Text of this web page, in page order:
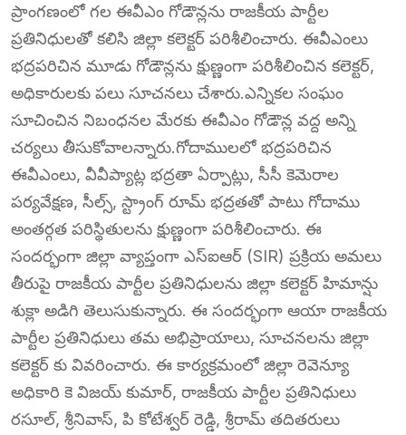
ప్రాంగణంలో గల ఈవీఎం గోడౌన్లను రాజకీయ పార్టీల
ప్రతినిధులతో కలిసి జిల్లా కలెక్టర్ పరిశీలించారు. ఈవీఎంలు
భద్రపరిచిన మూడు గోడౌన్లను క్షుణ్ణంగా పరిశీలించిన కలెక్టర్,
అధికారులకు పలు సూచనలు చేశారు.ఎన్నికల సంఘం
సూచించిన నిబంధనల మేరకు ఈవీఎం గోడౌన్ల వద్ద అన్ని
చర్యలు తీసుకోవాలన్నారు.గోదాములలో భద్రపరిచిన
ఈవీఎంలు, వీవీప్యాట్ల భద్రతా ఏర్పాట్లు, సీసీ కెమెరాల
పర్యవేక్షణ, సీల్స్, స్ట్రాంగ్ రూమ్ భద్రతతో పాటు గోదాము
అంతర్గత పరిస్థితులను క్షుణ్ణంగా పరిశీలించారు. ఈ
సందర్భంగా జిల్లా వ్యాప్తంగా ఎస్‌ఐఆర్ (SIR) ప్రక్రియ అమలు
తీరుపై రాజకీయ పార్టీల ప్రతినిధులను జిల్లా కలెక్టర్ హిమాన్షు
శుక్లా అడిగి తెలుసుకున్నారు. ఈ సందర్భంగా ఆయా రాజకీయ
పార్టీల ప్రతినిధులు తమ అభిప్రాయాలు, సూచనలను జిల్లా
కలెక్టర్ కు వివరించారు. ఈ కార్యక్రమంలో జిల్లా రెవెన్యూ
అధికారి కె విజయ్ కుమార్, రాజకీయ పార్టీల ప్రతినిధులు
రసూల్, శ్రీనివాస్, పి కోటేశ్వర్ రెడ్డి, శ్రీరామ్ తదితరులు